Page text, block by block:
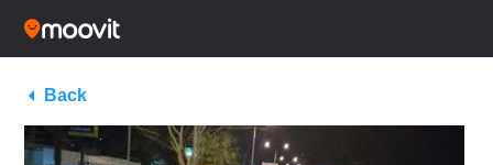
Back